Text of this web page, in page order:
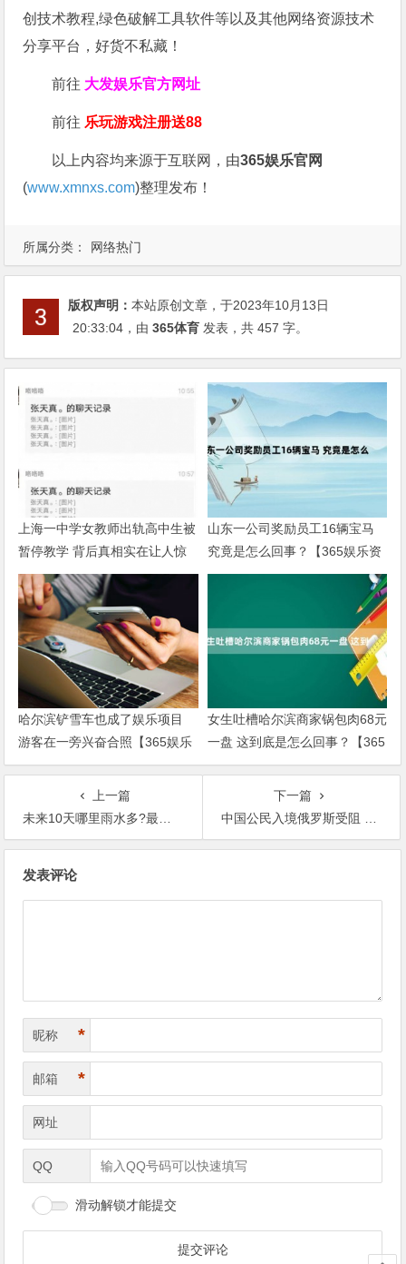
所属分类： 网络热门
创技术教程,绿色破解工具软件等以及其他网络资源技术
分享平台，好货不私藏！
前往 大发娱乐官方网址
前往 乐玩游戏注册送88
以上内容均来源于互联网，由365娱乐官网
(www.xmnxs.com)整理发布！
版权声明：本站原创文章，于2023年10月13日
20:33:04 ，由365体育 发表，共 457 字。
上海一中学女教师出轨高中生被
暂停教学 背后真相实在让人惊
愕【365娱乐资讯网】
山东一公司奖励员工16辆宝马
究竟是怎么回事？【365娱乐资
讯网】
哈尔滨铲雪车也成了娱乐项目
游客在一旁兴奋合照【365娱乐
资讯网】
女生吐槽哈尔滨商家锅包肉68元
一盘 这到底是怎么回事？【365
娱乐资讯网】
上一篇
未来10天哪里雨水多?最新分析 具体情况如何？【365娱乐资讯网】
下一篇
中国公民入境俄罗斯受阻 中方交涉 国家力量永远是你最坚强的后盾【365娱乐资讯网】
发表评论
昵称 *
邮箱 *
网址
QQ
滑动解锁才能提交